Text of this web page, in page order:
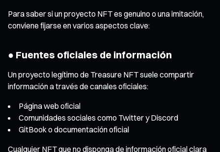
Para saber si un proyecto NFT es genuino o una imitación,
conviene fijarse en varios aspectos clave:
● Fuentes oficiales de información
Un proyecto legítimo de Treasure NFT suele compartir
información a través de canales oficiales:
Página web oficial
Comunidades sociales como Twitter y Discord
GitBook o documentación oficial
Cualquier NFT que no disponga de información oficial clara